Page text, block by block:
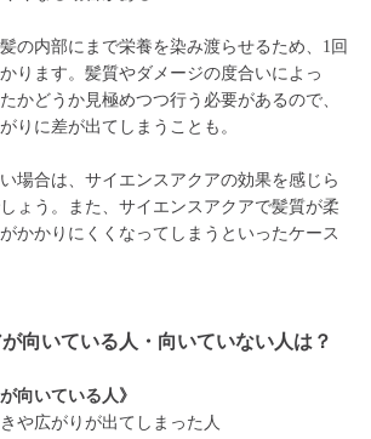
の内部にまで栄養を染み渡らせるため、1回
ります。髪質やダメージの度合いによっ
かどうか見極めつつ行う必要があるので、
りに差が出てしまうことも。
場合は、サイエンスアクアの効果を感じら
ょう。また、サイエンスアクアで髪質が柔
かかりにくくなってしまうといったケース
向いている人・向いていない人は？
向いている人》
や広がりが出てしまった人